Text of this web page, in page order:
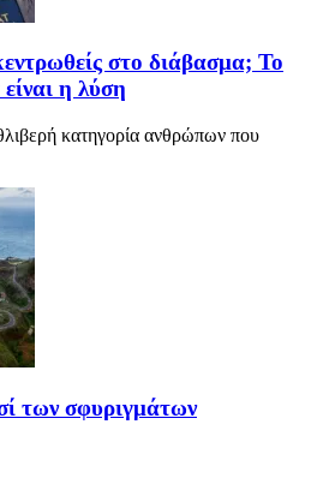
στο διάβασμα; Το
η λύση
κατηγορία ανθρώπων που
των σφυριγμάτων